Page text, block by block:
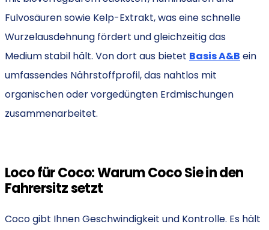
Fulvosäuren sowie Kelp-Extrakt, was eine schnelle
Wurzelausdehnung fördert und gleichzeitig das
Medium stabil hält. Von dort aus bietet Basis A&B ein
umfassendes Nährstoffprofil, das nahtlos mit
organischen oder vorgedüngten Erdmischungen
zusammenarbeitet.
Loco für Coco: Warum Coco Sie in den
Fahrersitz setzt
Coco gibt Ihnen Geschwindigkeit und Kontrolle. Es hält